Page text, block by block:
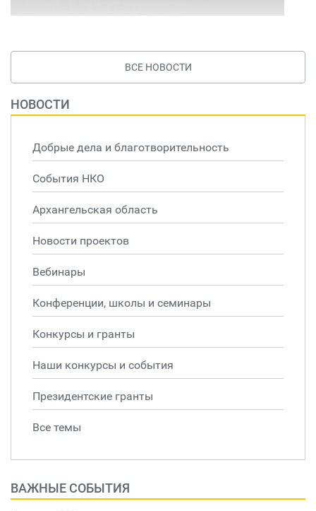
ВСЕ НОВОСТИ
НОВОСТИ
Добрые дела и благотворительность
События НКО
Архангельская область
Новости проектов
Вебинары
Конференции, школы и семинары
Конкурсы и гранты
Наши конкурсы и события
Президентские гранты
Все темы
ВАЖНЫЕ СОБЫТИЯ